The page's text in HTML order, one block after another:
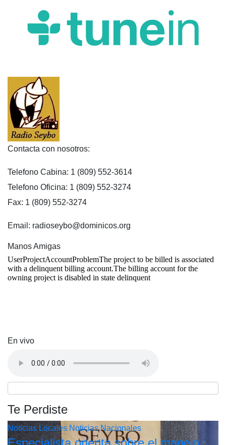
Contacta con nosotros:
Telefono Cabina: 1 (809) 552-3614
Telefono Oficina: 1 (809) 552-3274
Fax: 1 (809) 552-3274
Email: radioseybo@dominicos.org
Manos Amigas
En vivo
Te Perdiste
Noticias Locales Noticias Nacionales